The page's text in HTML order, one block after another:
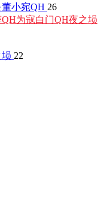
董小宛QH 26
为寇白门QH夜之埙
22